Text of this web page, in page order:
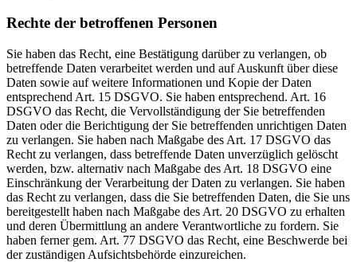
Rechte der betroffenen Personen
Sie haben das Recht, eine Bestätigung darüber zu verlangen, ob
betreffende Daten verarbeitet werden und auf Auskunft über diese
Daten sowie auf weitere Informationen und Kopie der Daten
entsprechend Art. 15 DSGVO. Sie haben entsprechend. Art. 16
DSGVO das Recht, die Vervollständigung der Sie betreffenden
Daten oder die Berichtigung der Sie betreffenden unrichtigen Daten
zu verlangen. Sie haben nach Maßgabe des Art. 17 DSGVO das
Recht zu verlangen, dass betreffende Daten unverzüglich gelöscht
werden, bzw. alternativ nach Maßgabe des Art. 18 DSGVO eine
Einschränkung der Verarbeitung der Daten zu verlangen. Sie haben
das Recht zu verlangen, dass die Sie betreffenden Daten, die Sie uns
bereitgestellt haben nach Maßgabe des Art. 20 DSGVO zu erhalten
und deren Übermittlung an andere Verantwortliche zu fordern. Sie
haben ferner gem. Art. 77 DSGVO das Recht, eine Beschwerde bei
der zuständigen Aufsichtsbehörde einzureichen.